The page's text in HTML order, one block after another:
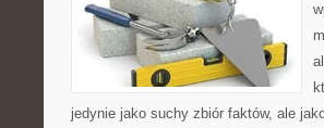
jedynie jako suchy zbiór faktów, ale